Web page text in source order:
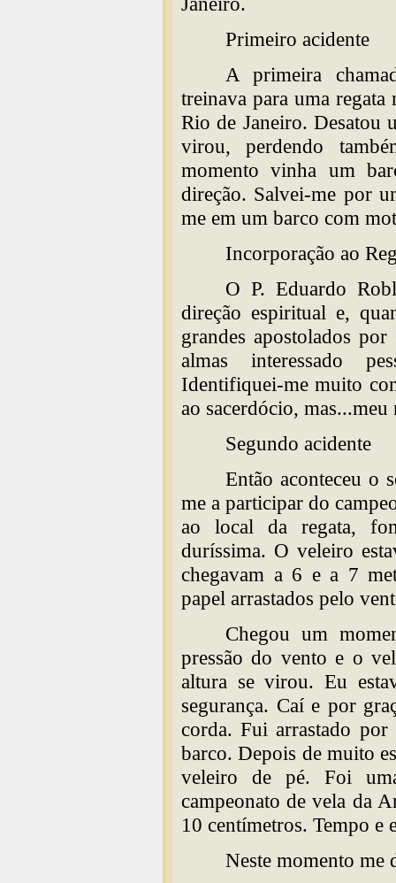
Primeiro acidente
A primeira
treinava para uma
Rio de Janeiro. Desatou
virou, perdendo
momento vinha um
direção. Salvei-me por
me em um barco com
Incorporação ao
O P. Eduardo
direção espiritual e,
grandes apostolados
almas interessado
Identifiquei-me muito
ao sacerdócio,
Segundo acidente
Então aconteceu o
me a participar do
ao local da regata,
duríssima. O veleiro
chegavam a 6 e a 7
papel arrastados pelo
Chegou um
pressão do vento e o
altura se virou. Eu
segurança. Caí e por
corda. Fui arrastado
barco. Depois de muito
veleiro de pé. Foi
campeonato de vela da
10 centímetros. Tempo e
Neste momento me